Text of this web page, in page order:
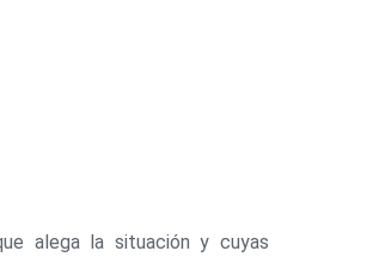
alega la situación y cuyas